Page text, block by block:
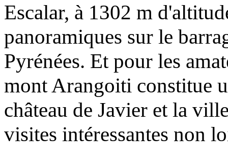
Escalar, à 1302 m
panoramiques sur le
Pyrénées. Et pour les
mont Arangoiti constitue
château de Javier et la
visites intéressantes non